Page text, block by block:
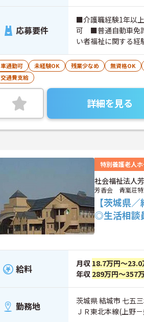
応募要件
■介護職経験1年以
可 ■普通自動車免
い者福祉に関する経
車通勤可 未経験OK 残業少なめ 無資格OK
交通費支給
詳細を見る
特別養護老人ホ
社会福祉法人
芳香会 青嵐荘特
【茨城県
◎生活相談
給料 月収 18.7万円～23.0
年収 289万円～357
勤務地
茨城県 結城市 七五
ＪＲ東北本線(上野